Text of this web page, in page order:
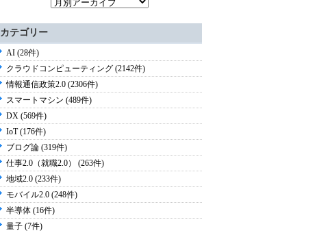
カテゴリー
AI (28件)
クラウドコンピューティング (2142件)
情報通信政策2.0 (2306件)
スマートマシン (489件)
DX (569件)
IoT (176件)
ブログ論 (319件)
仕事2.0（就職2.0） (263件)
地域2.0 (233件)
モバイル2.0 (248件)
半導体 (16件)
量子 (7件)